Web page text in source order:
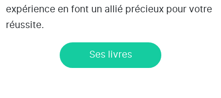
expérience en font un allié précieux pour votre
réussite.
Ses livres